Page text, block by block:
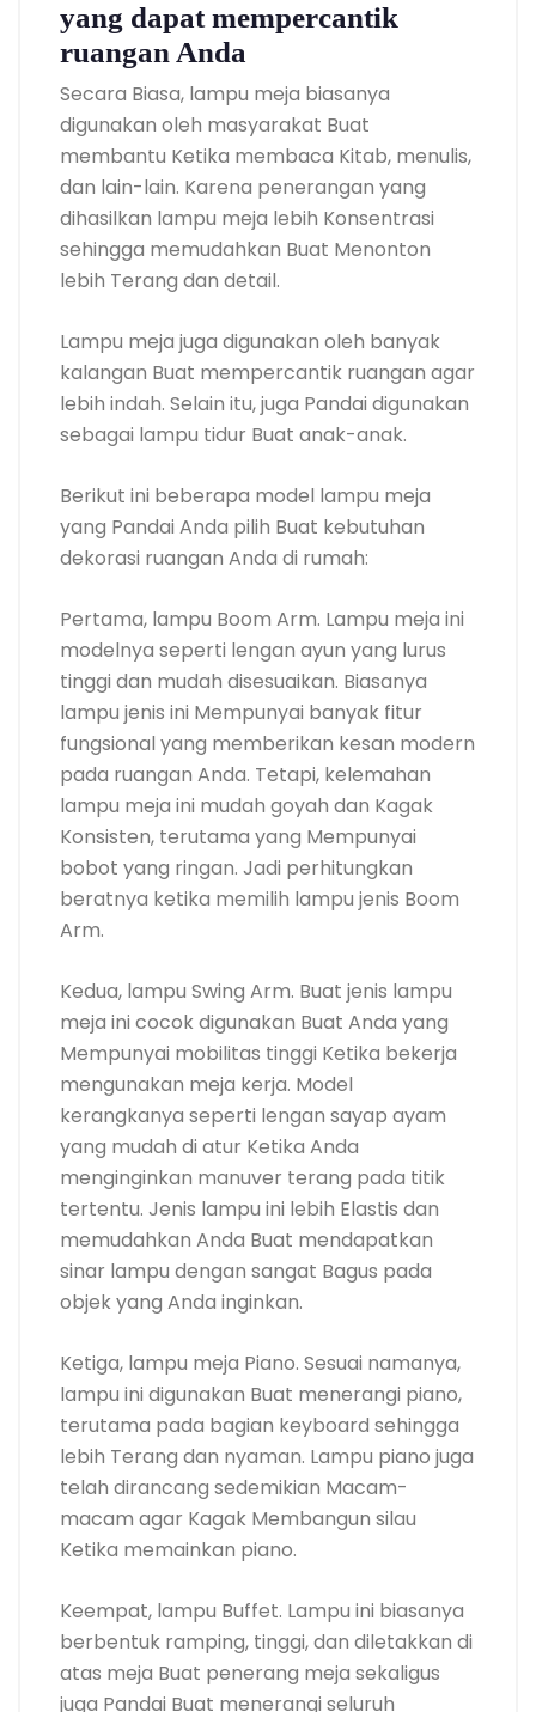
yang dapat mempercantik
ruangan Anda
Secara Biasa, lampu meja biasanya
digunakan oleh masyarakat Buat
membantu Ketika membaca Kitab, menulis,
dan lain-lain. Karena penerangan yang
dihasilkan lampu meja lebih Konsentrasi
sehingga memudahkan Buat Menonton
lebih Terang dan detail.
Lampu meja juga digunakan oleh banyak
kalangan Buat mempercantik ruangan agar
lebih indah. Selain itu, juga Pandai digunakan
sebagai lampu tidur Buat anak-anak.
Berikut ini beberapa model lampu meja
yang Pandai Anda pilih Buat kebutuhan
dekorasi ruangan Anda di rumah:
Pertama, lampu Boom Arm. Lampu meja ini
modelnya seperti lengan ayun yang lurus
tinggi dan mudah disesuaikan. Biasanya
lampu jenis ini Mempunyai banyak fitur
fungsional yang memberikan kesan modern
pada ruangan Anda. Tetapi, kelemahan
lampu meja ini mudah goyah dan Kagak
Konsisten, terutama yang Mempunyai
bobot yang ringan. Jadi perhitungkan
beratnya ketika memilih lampu jenis Boom
Arm.
Kedua, lampu Swing Arm. Buat jenis lampu
meja ini cocok digunakan Buat Anda yang
Mempunyai mobilitas tinggi Ketika bekerja
mengunakan meja kerja. Model
kerangkanya seperti lengan sayap ayam
yang mudah di atur Ketika Anda
menginginkan manuver terang pada titik
tertentu. Jenis lampu ini lebih Elastis dan
memudahkan Anda Buat mendapatkan
sinar lampu dengan sangat Bagus pada
objek yang Anda inginkan.
Ketiga, lampu meja Piano. Sesuai namanya,
lampu ini digunakan Buat menerangi piano,
terutama pada bagian keyboard sehingga
lebih Terang dan nyaman. Lampu piano juga
telah dirancang sedemikian Macam-
macam agar Kagak Membangun silau
Ketika memainkan piano.
Keempat, lampu Buffet. Lampu ini biasanya
berbentuk ramping, tinggi, dan diletakkan di
atas meja Buat penerang meja sekaligus
juga Pandai Buat menerangi seluruh